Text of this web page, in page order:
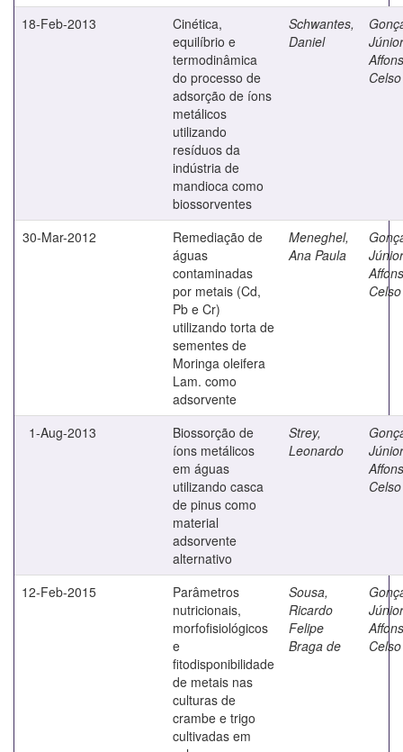
18-Feb-2013
Cinética,
equilíbrio e
termodinâmica
do processo de
adsorção de íons
metálicos
utilizando
resíduos da
indústria de
mandioca como
biossorventes
Schwantes,
Daniel
Celso
30-Mar-2012
Remediação de
águas
contaminadas
por metais (Cd,
Pb e Cr)
utilizando torta de
sementes de
Moringa oleifera
Lam. como
adsorvente
Meneghel,
Ana Paula
Celso
1-Aug-2013
Biossorção de
íons metálicos
em águas
utilizando casca
de pinus como
material
adsorvente
alternativo
Strey,
Leonardo
Celso
12-Feb-2015
Parâmetros
nutricionais,
morfofisiológicos
e
fitodisponibilidade
de metais nas
culturas de
crambe e trigo
cultivadas em
Sousa,
Ricardo
Felipe
Braga de
Celso